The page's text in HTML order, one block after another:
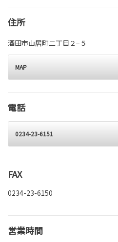
住所
酒田市山居町二丁目２−５
MAP
電話
0234-23-6151
FAX
0234-23-6150
営業時間